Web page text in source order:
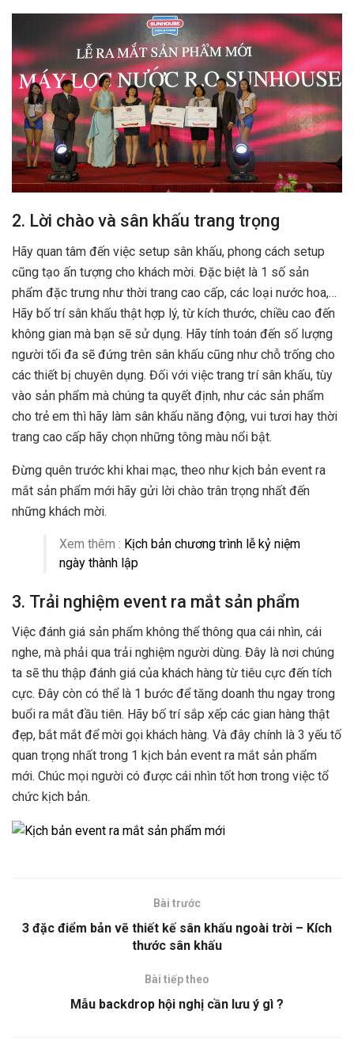
2. Lời chào và sân khấu trang trọng
Hãy quan tâm đến việc setup sân khấu, phong cách setup
cũng tạo ấn tượng cho khách mời. Đặc biệt là 1 số sản
phẩm đặc trưng như thời trang cao cấp, các loại nước hoa,…
Hãy bố trí sân khấu thật hợp lý, từ kích thước, chiều cao đến
không gian mà bạn sẽ sử dụng. Hãy tính toán đến số lượng
người tối đa sẽ đứng trên sân khấu cũng như chỗ trống cho
các thiết bị chuyên dụng. Đối với việc trang trí sân khấu, tùy
vào sản phẩm mà chúng ta quyết định, như các sản phẩm
cho trẻ em thì hãy làm sân khấu năng động, vui tươi hay thời
trang cao cấp hãy chọn những tông màu nổi bật.
Đừng quên trước khi khai mạc, theo như kịch bản event ra
mắt sản phẩm mới hãy gửi lời chào trân trọng nhất đến
những khách mời.
Xem thêm : Kịch bản chương trình lễ kỷ niệm
ngày thành lập
3. Trải nghiệm event ra mắt sản phẩm
Việc đánh giá sản phẩm không thể thông qua cái nhìn, cái
nghe, mà phải qua trải nghiệm người dùng. Đây là nơi chúng
ta sẽ thu thập đánh giá của khách hàng từ tiêu cực đến tích
cực. Đây còn có thể là 1 bước để tăng doanh thu ngay trong
buổi ra mắt đầu tiên. Hãy bố trí sắp xếp các gian hàng thật
đẹp, bắt mắt để mời gọi khách hàng. Và đây chính là 3 yếu tố
quan trọng nhất trong 1 kịch bản event ra mắt sản phẩm
mới. Chúc mọi người có được cái nhìn tốt hơn trong việc tổ
chức kịch bản.
Bài trước
3 đặc điểm bản vẽ thiết kế sân khấu ngoài trời – Kích
thước sân khấu
Bài tiếp theo
Mẫu backdrop hội nghị cần lưu ý gì ?